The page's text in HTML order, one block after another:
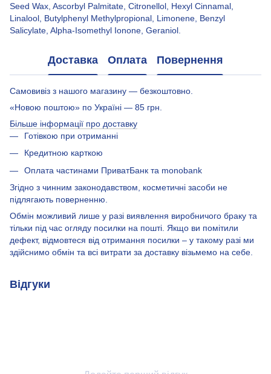
Seed Wax, Ascorbyl Palmitate, Citronellol, Hexyl Cinnamal,
Linalool, Butylphenyl Methylpropional, Limonene, Benzyl
Salicylate, Alpha-Isomethyl Ionone, Geraniol.
Доставка Оплата Повернення
Самовивіз з нашого магазину — безкоштовно.
«Новою поштою» по Україні — 85 грн.
Більше інформації про доставку
Готівкою при отриманні
Кредитною карткою
Оплата частинами ПриватБанк та monobank
Згідно з чинним законодавством, косметичні засоби не
підлягають поверненню.
Обмін можливий лише у разі виявлення виробничого браку та
тільки під час огляду посилки на пошті. Якщо ви помітили
дефект, відмовтеся від отримання посилки – у такому разі ми
здійснимо обмін та всі витрати за доставку візьмемо на себе.
Відгуки